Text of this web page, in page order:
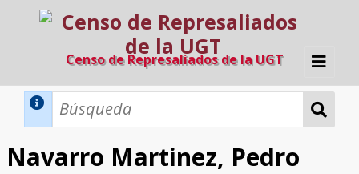
Censo de Represaliados de la UGT
Inicio
Navarro Martinez, Pedro